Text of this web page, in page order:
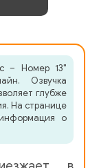
– Номер 13"
Озвучка
глубже
На странице
о